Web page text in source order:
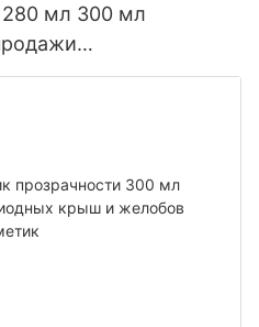
280 мл 300 мл
клей -силиконовый